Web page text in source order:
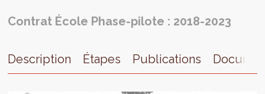
Contrat École Phase-pilote : 2018-2023
Description Étapes Publications